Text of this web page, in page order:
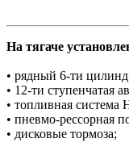
На тягаче
• рядный 6-ти
• 12-ти ступенчатая
• топливная система
• пневмо-рессорная
• дисковые тормоза;